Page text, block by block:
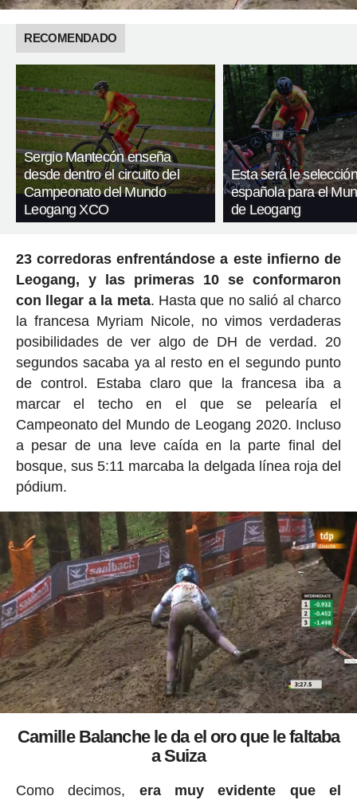
RECOMENDADO
Sergio Mantecón enseña
desde dentro el circuito del
Campeonato del Mundo
Leogang XCO
Esta será le selección
española para el
de Leogang
23 corredoras enfrentándose a este infierno de
Leogang, y las primeras 10 se conformaron
con llegar a la meta. Hasta que no salió al charco
la francesa Myriam Nicole, no vimos verdaderas
posibilidades de ver algo de DH de verdad. 20
segundos sacaba ya al resto en el segundo punto
de control. Estaba claro que la francesa iba a
marcar el techo en el que se pelearía el
Campeonato del Mundo de Leogang 2020. Incluso
a pesar de una leve caída en la parte final del
bosque, sus 5:11 marcaba la delgada línea roja del
pódium.
Camille Balanche le da el oro que le faltaba
a Suiza
Como decimos, era muy evidente que el